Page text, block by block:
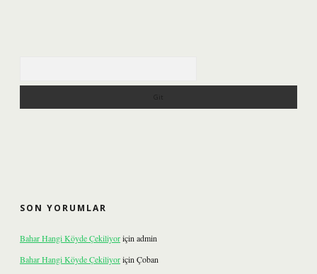
SON YORUMLAR
Bahar Hangi Köyde Çekiliyoriçin admin
Bahar Hangi Köyde Çekiliyoriçin Çoban